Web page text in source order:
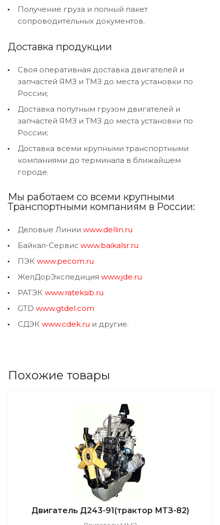
Получение груза и полный пакет
сопроводительных документов.
Доставка продукции
Своя оперативная доставка двигателей и
запчастей ЯМЗ и ТМЗ до места установки по
России;
Доставка попутным грузом двигателей и
запчастей ЯМЗ и ТМЗ до места установки по
России;
Доставка всеми крупными транспортными
компаниями до терминала в ближайшем
городе.
Мы работаем со всеми крупными
Транспортными компаниям в России:
Деловые Линии www.dellin.ru
Байкал-Сервис www.baikalsr.ru
ПЭК www.pecom.ru
ЖелДорЭкспедиция www.jde.ru
РАТЭК www.rateksib.ru
GTD www.gtdel.com
СДЭК www.cdek.ru и другие.
Похожие товары
Двигатель Д243-91(трактор МТЗ-82)